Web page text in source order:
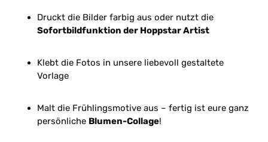
Druckt die Bilder farbig aus oder nutzt die
Sofortbildfunktion der Hoppstar Artist
Klebt die Fotos in unsere liebevoll gestaltete
Vorlage
Malt die Frühlingsmotive aus – fertig ist eure ganz
persönliche Blumen-Collage!